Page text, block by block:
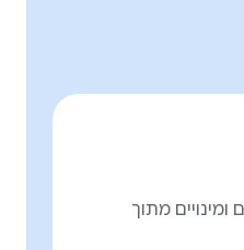
ומינויים מתוך